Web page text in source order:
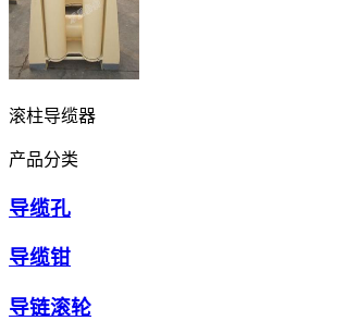
滚柱导缆器
产品分类
导缆孔
导缆钳
导链滚轮